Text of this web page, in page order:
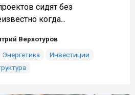
сидят без
когда...
Верхотуров
Энергетика
Инвестиции